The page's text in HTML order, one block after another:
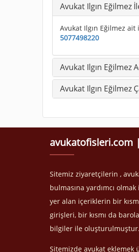
Avukat Ilgın Eğilmez
Avukat Ilgın Eğilmez
5077498220
Avukat Ilgın Eğilmez
Avukat Ilgın Eğilmez
avukatofisleri.com
Sitemiz ziyaretçilerin ,
bulmasına yardımcı
yer alan içeriklerin bir
girişleri, bir kısmı da
bilgiler ile oluşturulmuştur.
Sitemizde avukat eklemek